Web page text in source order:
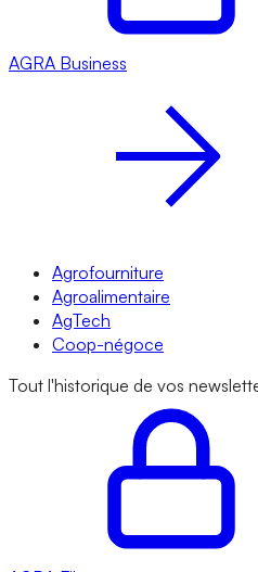
AGRA Business
Agrofourniture
Agroalimentaire
AgTech
Coop-négoce
Tout l'historique de vos